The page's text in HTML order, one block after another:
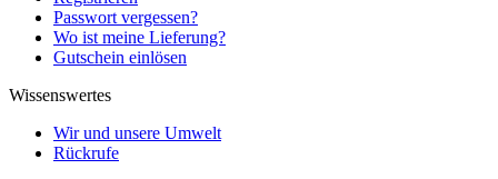
Passwort vergessen?
Wo ist meine Lieferung?
Gutschein einlösen
Wissenswertes
Wir und unsere Umwelt
Rückrufe